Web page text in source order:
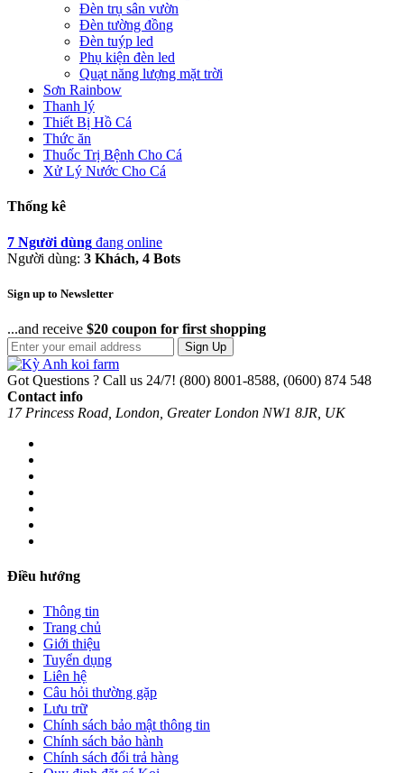
Đèn trụ sân vườn
Đèn tường đồng
Đèn tuýp led
Phụ kiện đèn led
Quạt năng lượng mặt trời
Sơn Rainbow
Thanh lý
Thiết Bị Hồ Cá
Thức ăn
Thuốc Trị Bệnh Cho Cá
Xử Lý Nước Cho Cá
Thống kê
7 Người dùng đang online
Người dùng: 3 Khách, 4 Bots
Sign up to Newsletter
...and receive $20 coupon for first shopping
Sign Up
Got Questions ? Call us 24/7! (800) 8001-8588, (0600) 874 548
Contact info
17 Princess Road, London, Greater London NW1 8JR, UK
Điều hướng
Thông tin
Trang chủ
Giới thiệu
Tuyển dụng
Liên hệ
Câu hỏi thường gặp
Lưu trữ
Chính sách bảo mật thông tin
Chính sách bảo hành
Chính sách đổi trả hàng